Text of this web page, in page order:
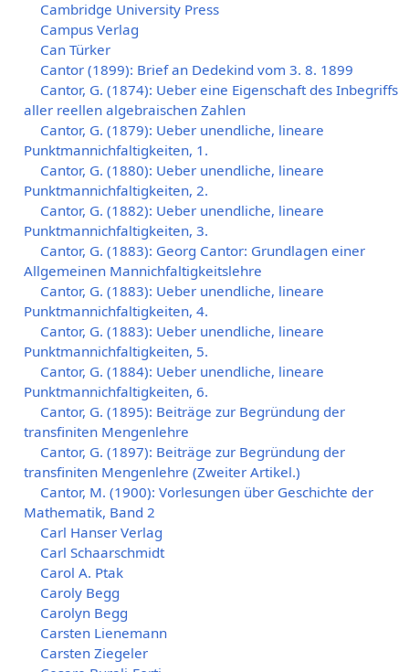
Cambridge University Press
Campus Verlag
Can Türker
Cantor (1899): Brief an Dedekind vom 3. 8. 1899
Cantor, G. (1874): Ueber eine Eigenschaft des Inbegriffs
aller reellen algebraischen Zahlen
Cantor, G. (1879): Ueber unendliche, lineare
Punktmannichfaltigkeiten, 1.
Cantor, G. (1880): Ueber unendliche, lineare
Punktmannichfaltigkeiten, 2.
Cantor, G. (1882): Ueber unendliche, lineare
Punktmannichfaltigkeiten, 3.
Cantor, G. (1883): Georg Cantor: Grundlagen einer
Allgemeinen Mannichfaltigkeitslehre
Cantor, G. (1883): Ueber unendliche, lineare
Punktmannichfaltigkeiten, 4.
Cantor, G. (1883): Ueber unendliche, lineare
Punktmannichfaltigkeiten, 5.
Cantor, G. (1884): Ueber unendliche, lineare
Punktmannichfaltigkeiten, 6.
Cantor, G. (1895): Beiträge zur Begründung der
transfiniten Mengenlehre
Cantor, G. (1897): Beiträge zur Begründung der
transfiniten Mengenlehre (Zweiter Artikel.)
Cantor, M. (1900): Vorlesungen über Geschichte der
Mathematik, Band 2
Carl Hanser Verlag
Carl Schaarschmidt
Carol A. Ptak
Caroly Begg
Carolyn Begg
Carsten Lienemann
Carsten Ziegeler